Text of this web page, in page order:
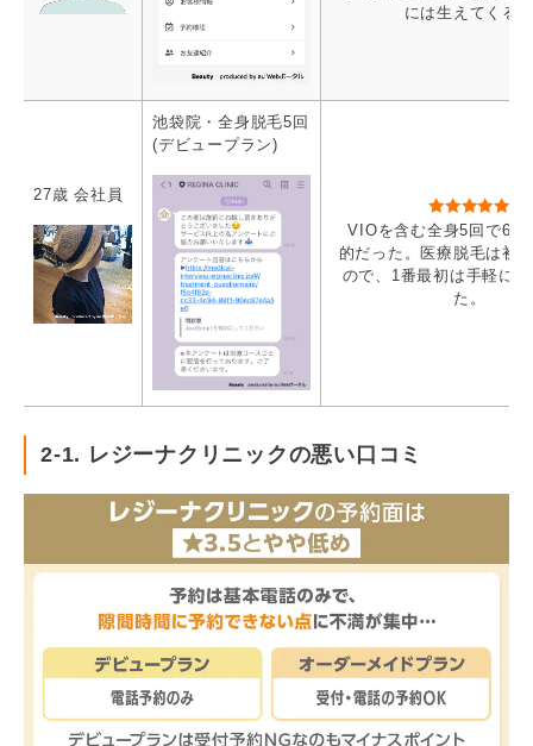
には生えてくる
27歳 会社員
池袋院・全身脱毛5回
(デビュープラン)
VIOを含む全身5回で6.6
的だった。医療脱毛は初
ので、1番最初は手軽に
た。
2-1. レジーナクリニックの悪い口コミ